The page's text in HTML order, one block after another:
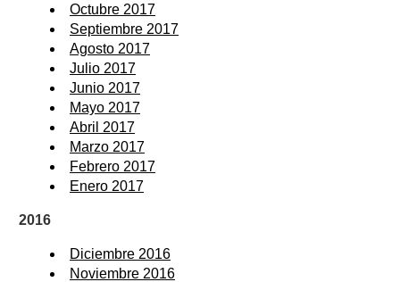
Octubre 2017
Septiembre 2017
Agosto 2017
Julio 2017
Junio 2017
Mayo 2017
Abril 2017
Marzo 2017
Febrero 2017
Enero 2017
2016
Diciembre 2016
Noviembre 2016